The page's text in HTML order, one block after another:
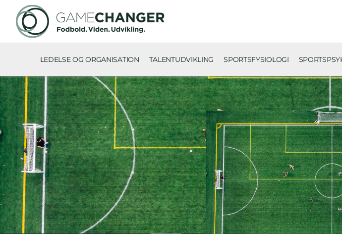
LEDELSE OG ORGANISATION TALENTUDVIKLING SPORTSFYSIOLOGI